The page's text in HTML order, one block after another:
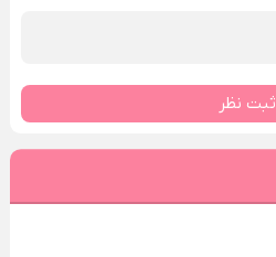
ثبت نظر